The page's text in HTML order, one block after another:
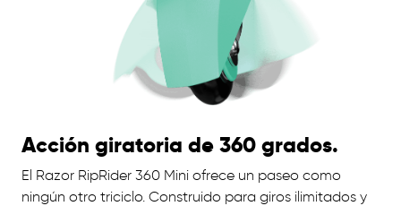
Acción giratoria de 360 ​​grados.
El Razor RipRider 360 Mini ofrece un paseo como
ningún otro triciclo. Construido para giros ilimitados y